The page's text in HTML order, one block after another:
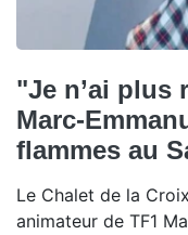
"Je n’ai plus
Marc-
flammes au
Le Chalet de la
animateur de TF1